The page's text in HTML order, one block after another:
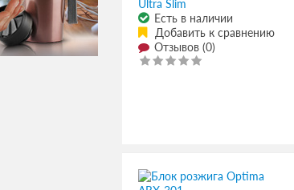
Есть в наличии
Добавить к сравнению
Отзывов (0)